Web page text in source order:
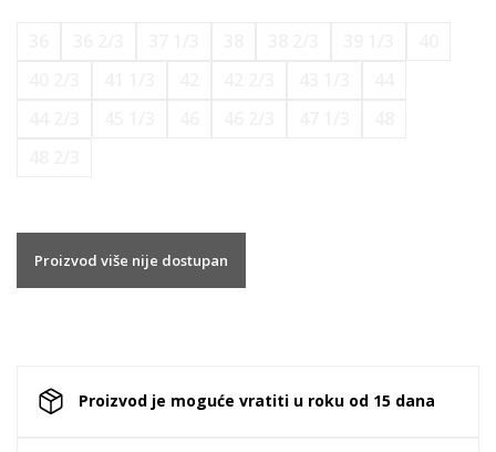
Proizvod više nije dostupan
Proizvod je moguće vratiti u roku od 15 dana